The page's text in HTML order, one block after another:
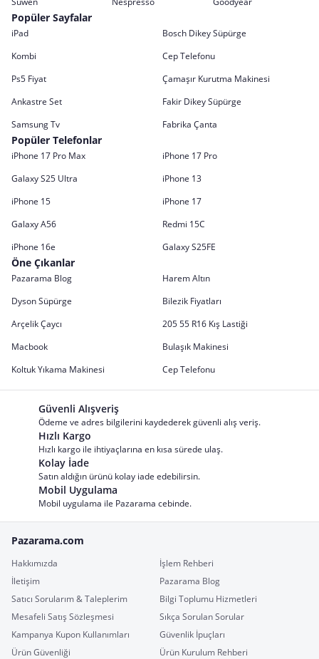
Popüler Sayfalar
iPad
Bosch Dikey Süpürge
Kombi
Cep Telefonu
Ps5 Fiyat
Çamaşır Kurutma Makinesi
Ankastre Set
Fakir Dikey Süpürge
Samsung Tv
Fabrika Çanta
Popüler Telefonlar
iPhone 17 Pro Max
iPhone 17 Pro
Galaxy S25 Ultra
iPhone 13
iPhone 15
iPhone 17
Galaxy A56
Redmi 15C
iPhone 16e
Galaxy S25FE
Öne Çıkanlar
Pazarama Blog
Harem Altın
Dyson Süpürge
Bilezik Fiyatları
Arçelik Çaycı
205 55 R16 Kış Lastiği
Macbook
Bulaşık Makinesi
Koltuk Yıkama Makinesi
Cep Telefonu
Güvenli Alışveriş
Ödeme ve adres bilgilerini kaydederek güvenli alış veriş.
Hızlı Kargo
Hızlı kargo ile ihtiyaçlarına en kısa sürede ulaş.
Kolay İade
Satın aldığın ürünü kolay iade edebilirsin.
Mobil Uygulama
Mobil uygulama ile Pazarama cebinde.
Pazarama.com
Hakkımızda
İşlem Rehberi
İletişim
Pazarama Blog
Satıcı Sorularım & Taleplerim
Bilgi Toplumu Hizmetleri
Mesafeli Satış Sözleşmesi
Sıkça Sorulan Sorular
Kampanya Kupon Kullanımları
Güvenlik İpuçları
Ürün Güvenliği
Ürün Kurulum Rehberi